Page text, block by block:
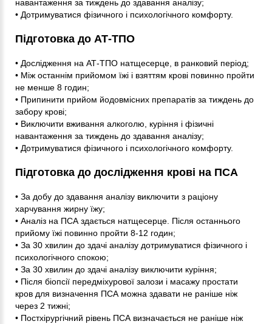
навантаження за тиждень до здавання аналізу;
• Дотримуватися фізичного і психологічного комфорту.
Підготовка до АТ-ТПО
• Дослідження на АТ-ТПО натщесерце, в ранковий період;
• Між останнім прийомом їжі і взяттям крові повинно пройти
не менше 8 годин;
• Припинити прийом йодовмісних препаратів за тиждень до
забору крові;
• Виключити вживання алкоголю, куріння і фізичні
навантаження за тиждень до здавання аналізу;
• Дотримуватися фізичного і психологічного комфорту.
Підготовка до дослідження крові на ПСА
• За добу до здавання аналізу виключити з раціону
харчування жирну їжу;
• Аналіз на ПСА здається натщесерце. Після останнього
прийому їжі повинно пройти 8-12 годин;
• За 30 хвилин до здачі аналізу дотримуватися фізичного і
психологічного спокою;
• За 30 хвилин до здачі аналізу виключити куріння;
• Після біопсії передміхурової залози і масажу простати
кров для визначення ПСА можна здавати не раніше ніж
через 2 тижні;
• Постхірургічний рівень ПСА визначається не раніше ніж